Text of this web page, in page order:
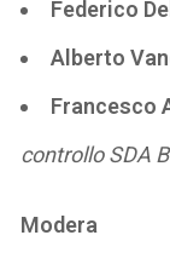
Federico
Alberto
Francesco
controllo SDA
Modera